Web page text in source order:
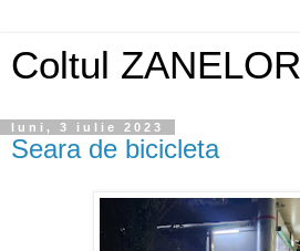
Coltul ZANELOR
luni, 3 iulie 2023
Seara de bicicleta